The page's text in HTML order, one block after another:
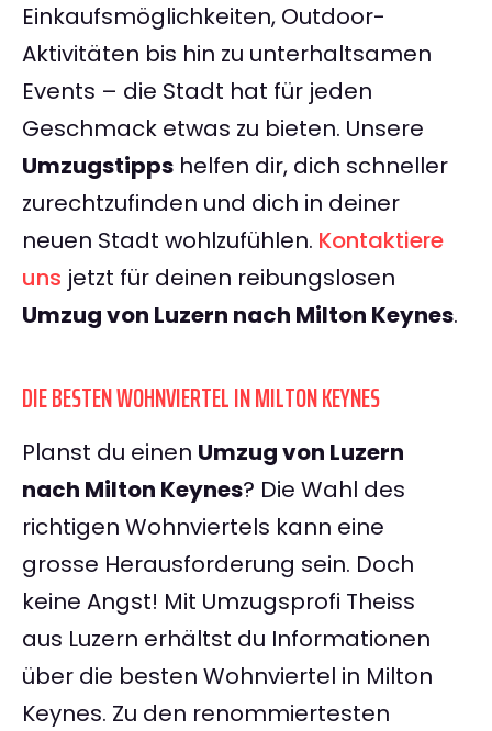
Einkaufsmöglichkeiten, Outdoor-
Aktivitäten bis hin zu unterhaltsamen
Events – die Stadt hat für jeden
Geschmack etwas zu bieten. Unsere
Umzugstipps helfen dir, dich schneller
zurechtzufinden und dich in deiner
neuen Stadt wohlzufühlen. Kontaktiere
uns jetzt für deinen reibungslosen
Umzug von Luzern nach Milton Keynes.
DIE BESTEN WOHNVIERTEL IN MILTON KEYNES
Planst du einen Umzug von Luzern
nach Milton Keynes? Die Wahl des
richtigen Wohnviertels kann eine
grosse Herausforderung sein. Doch
keine Angst! Mit Umzugsprofi Theiss
aus Luzern erhältst du Informationen
über die besten Wohnviertel in Milton
Keynes. Zu den renommiertesten